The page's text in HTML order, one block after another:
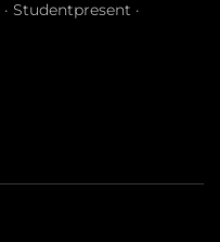
· Studentpresent ·